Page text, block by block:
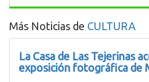
Más Noticias de CULTURA
La Casa de Las Tejerinas
exposición fotográfica de